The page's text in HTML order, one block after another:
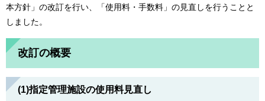
本方針」の改訂を行い、「使用料・手数料」の見直しを行うことと
しました。
改訂の概要
(1)指定管理施設の使用料見直し